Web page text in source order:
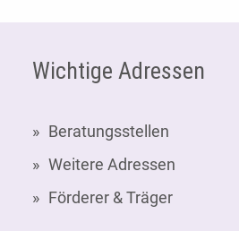
Wichtige Adressen
Beratungsstellen
Weitere Adressen
Förderer & Träger